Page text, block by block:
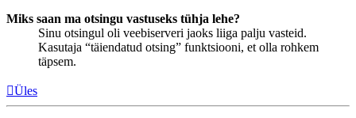
Miks saan ma otsingu vastuseks tühja lehe?
Sinu otsingul oli veebiserveri jaoks liiga palju vasteid.
Kasutaja “täiendatud otsing” funktsiooni, et olla rohkem
täpsem.
Üles